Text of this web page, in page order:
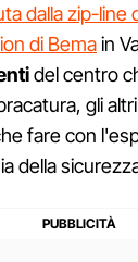
dalla zip-line
di Bemain
del centro
gli
fare con
della